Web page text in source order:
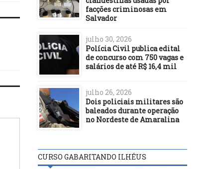
facções criminosas em
Salvador
julho 30, 2026
Polícia Civil publica edital
de concurso com 750 vagas e
salários de até R$ 16,4 mil
julho 26, 2026
Dois policiais militares são
baleados durante operação
no Nordeste de Amaralina
CURSO GABARITANDO ILHÉUS